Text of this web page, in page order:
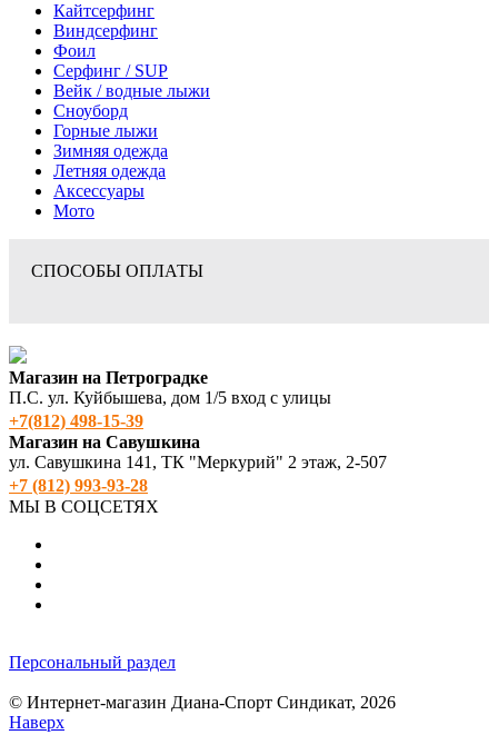
Кайтсерфинг
Виндсерфинг
Фоил
Серфинг / SUP
Вейк / водные лыжи
Сноуборд
Горные лыжи
Зимняя одежда
Летняя одежда
Аксессуары
Мото
СПОСОБЫ ОПЛАТЫ
Магазин на Петроградке
П.С. ул. Куйбышева, дом 1/5 вход с улицы
+7(812) 498‑15-39
Магазин на Савушкина
ул. Савушкина 141, ТК "Меркурий" 2 этаж, 2-507
+7 (812) 993-93-28
МЫ В СОЦСЕТЯХ
Персональный раздел
© Интернет-магазин Диана-Спорт Синдикат, 2026
Наверх